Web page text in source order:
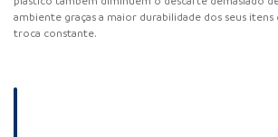
ambiente graças a maior durabilidade dos seus itens
troca constante.